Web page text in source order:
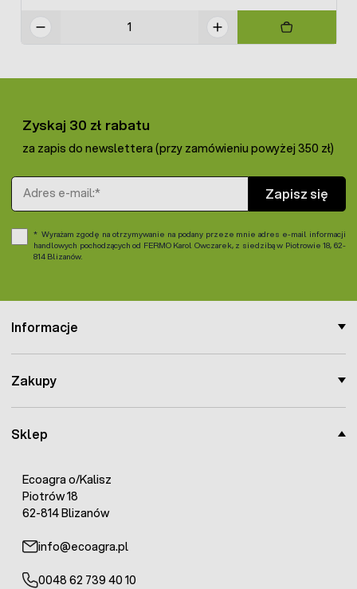
Sklep
Ecoagra o/Kalisz
Piotrów 18
62-814 Blizanów
info@ecoagra.pl
0048 62 739 40 10
Informacje
Zakupy
Zyskaj 30 zł rabatu
za zapis do newslettera (przy zamówieniu powyżej 350 zł)
Adres e-mail
Zapisz się
Wyrażam zgodę na otrzymywanie na podany przeze mnie adres e-mail informacji
handlowych pochodzących od FERMO Karol Owczarek, z siedzibą w Piotrowie 18, 62-
814 Blizanów.